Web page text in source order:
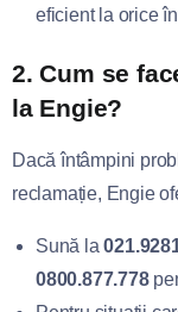
eficient la orice
2.Cum se
la Engie?
Dacă întâmpini
reclamație, Engie
Sună la
0800.877.778